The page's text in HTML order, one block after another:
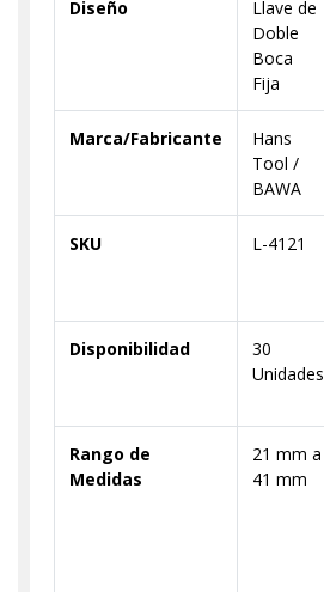
Diseño
Llave de
Doble
Boca
Fija
Marca/Fabricante
Hans
Tool /
BAWA
SKU L-4121
Disponibilidad
30
Unidades
Rango de
Medidas
21 mm a
41 mm